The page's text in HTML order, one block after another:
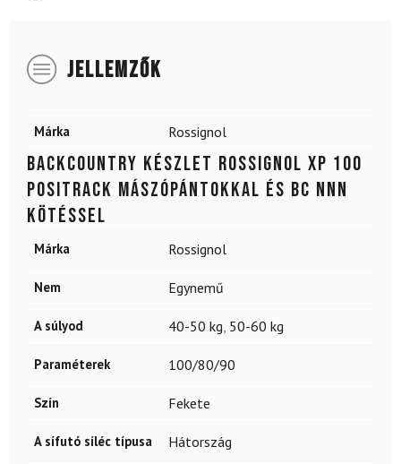
JELLEMZŐK
Márka Rossignol
Backcountry készlet ROSSIGNOL XP 100
Positrack mászópántokkal és BC NNN
kötéssel
Márka Rossignol
Nem Egynemű
A súlyod 40-50 kg 50-60 kg
Paraméterek 100/80/90
Szín Fekete
A sífutó síléc típusa Hátország